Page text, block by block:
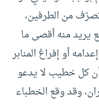
من الطرفين،
يريد منه أقصى ما
أو إفراغ المنابر
أن كل خطيب لا يدعو
وقد وقع الخطباء